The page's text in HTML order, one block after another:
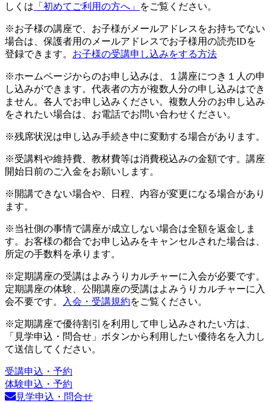
しくは 「初めてご利用の方へ」 をご覧ください。
※お子様の講座で、お子様がメールアドレスをお持ちでない
場合は、保護者用のメールアドレスでお子様用の読売IDを
登録できます。 お子様の受講申し込みをする方法
※ホームページからのお申し込みは、１講座につき１人の申
し込みができます。代表者の方が複数人分の申し込みはでき
ません。各人でお申し込みください。複数人分のお申し込み
をされたい場合は、お電話でお問い合わせください。
※残席状況は申し込み手続き中に変動する場合があります。
※受講料や維持費、教材費等は消費税込みの金額です。講座
開始日前のご入金をお願いします。
※開講できない場合や、日程、内容が変更になる場合があり
ます。
※当社側の事情で講座が成立しない場合は全額を返金しま
す。お客様の都合でお申し込みをキャンセルされた場合は、
所定の手数料を承ります。
※定期講座の受講はよみうりカルチャーに入会が必要です。
定期講座の体験、公開講座の受講はよみうりカルチャーに入
会不要です。
入会・受講規約をご覧ください。
※定期講座で優待割引を利用して申し込みされたい方は、
「見学申込・問合せ」ボタンから利用したい優待名を入力し
て送信してください。
受講申込・予約
体験申込・予約
見学申込・問合せ